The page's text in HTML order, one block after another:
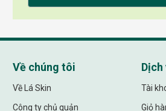
Về chúng tôi
Về Lá Skin
Công ty chủ quản
Dịch
Tài
Giỏ